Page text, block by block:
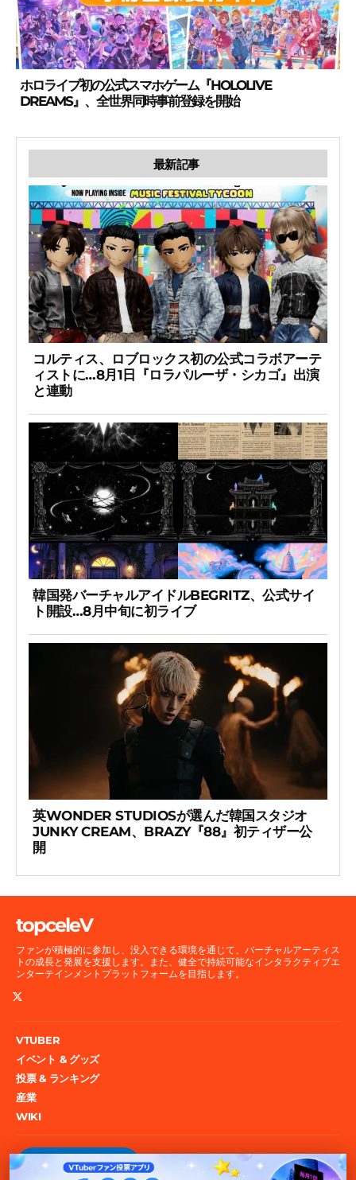
ホロライブ初の公式スマホゲーム『HOLOLIVE
DREAMS』、全世界同時事前登録を開始
最新記事
コルティス、ロブロックス初の公式コラボアーテ
ィストに…8月1日『ロラパルーザ・シカゴ』出演
と連動
韓国発バーチャルアイドルBEGRITZ、公式サイ
ト開設…8月中旬に初ライブ
英WONDER STUDIOSが選んだ韓国スタジオ
JUNKY CREAM、BRAZY『88』初ティザー公
開
topceleV
ファンが積極的に参加し、没入できる環境を通じて、バーチャルアーティス
トの成長と発展を支援します。また、健全で持続可能なインタラクティブエ
ンターテインメントプラットフォームを目指します。
VTUBER
イベント & グッズ
投票 & ランキング
産業
WIKI
投票権をゲット！